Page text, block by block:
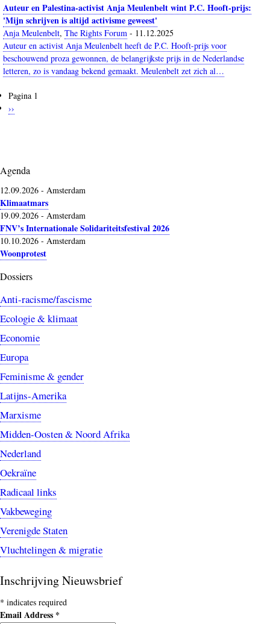
Auteur en Palestina-activist Anja Meulenbelt wint P.C. Hooft-prijs:
'Mijn schrijven is altijd activisme geweest'
Anja Meulenbelt, The Rights Forum - 11.12.2025
Auteur en activist Anja Meulenbelt heeft de P.C. Hooft-prijs voor
beschouwend proza gewonnen, de belangrijkste prijs in de Nederlandse
letteren, zo is vandaag bekend gemaakt. Meulenbelt zet zich al…
Paginering
Pagina 1
Volgende
››
Agenda
12.09.2026 - Amsterdam
Klimaatmars
19.09.2026 - Amsterdam
FNV’s Internationale Solidariteitsfestival 2026
10.10.2026 - Amsterdam
Woonprotest
Dossiers
Anti-racisme/fascisme
Ecologie & klimaat
Economie
Europa
Feminisme & gender
Latijns-Amerika
Marxisme
Midden-Oosten & Noord Afrika
Nederland
Oekraïne
Radicaal links
Vakbeweging
Verenigde Staten
Vluchtelingen & migratie
Inschrijving Nieuwsbrief
* indicates required
Email Address *